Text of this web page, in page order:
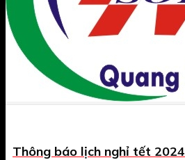
Thông báo lịch nghỉ tết 2024